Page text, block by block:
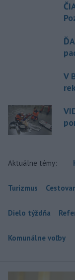
V
Aktuálne témy:
Turizmus
Dielo týždňa
Komunálne voľby